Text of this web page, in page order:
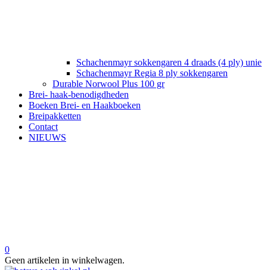
Schachenmayr sokkengaren 4 draads (4 ply) unie
Schachenmayr Regia 8 ply sokkengaren
Durable Norwool Plus 100 gr
Brei- haak-benodigdheden
Boeken Brei- en Haakboeken
Breipakketten
Contact
NIEUWS
0
Geen artikelen in winkelwagen.